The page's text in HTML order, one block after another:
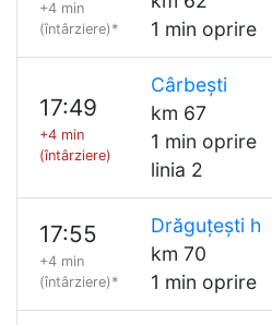
+4 min
(întârziere)*
1 min oprire
17:49
+4 min
(întârziere)
Cârbești
km 67
1 min oprire
linia 2
17:55
+4 min
(întârziere)*
Drăguțești h
km 70
1 min oprire